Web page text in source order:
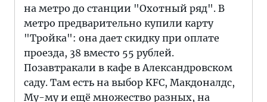
на метро до станции "Охотный ряд". В
метро предварительно купили карту
"Тройка": она дает скидку при оплате
проезда, 38 вместо 55 рублей.
Позавтракали в кафе в Александровском
саду. Там есть на выбор KFC, Макдоналдс,
Му-му и ещё множество разных, на